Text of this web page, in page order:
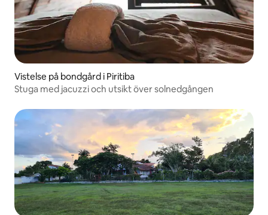
Vistelse på bondgård i Piritiba
Stuga med jacuzzi och utsikt över solnedgången